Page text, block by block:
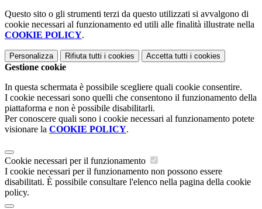
Questo sito o gli strumenti terzi da questo utilizzati si avvalgono di
cookie necessari al funzionamento ed utili alle finalità illustrate nella
COOKIE POLICY.
Personalizza Rifiuta tutti i cookies Accetta tutti i cookies
Gestione cookie
In questa schermata è possibile scegliere quali cookie consentire.
I cookie necessari sono quelli che consentono il funzionamento della
piattaforma e non è possibile disabilitarli.
Per conoscere quali sono i cookie necessari al funzionamento potete
visionare la COOKIE POLICY.
Cookie necessari per il funzionamento
I cookie necessari per il funzionamento non possono essere
disabilitati. È possibile consultare l'elenco nella pagina della cookie
policy.